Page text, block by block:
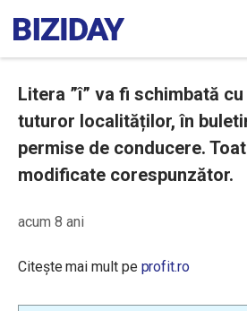
Litera ”î” va fi schimbată cu
tuturor localităților, în
permise de conducere.
modificate corespunzător.
acum 8 ani
Citește mai mult pe profit.ro